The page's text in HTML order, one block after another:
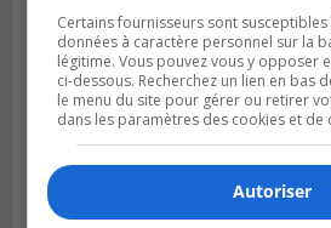
Certains fournisseurs sont
données à caractère personnel sur la
légitime. Vous pouvez vous y opposer
ci-dessous. Recherchez un lien en bas
le menu du site pour gérer ou retirer
dans les paramètres des cookies et de
Autoriser